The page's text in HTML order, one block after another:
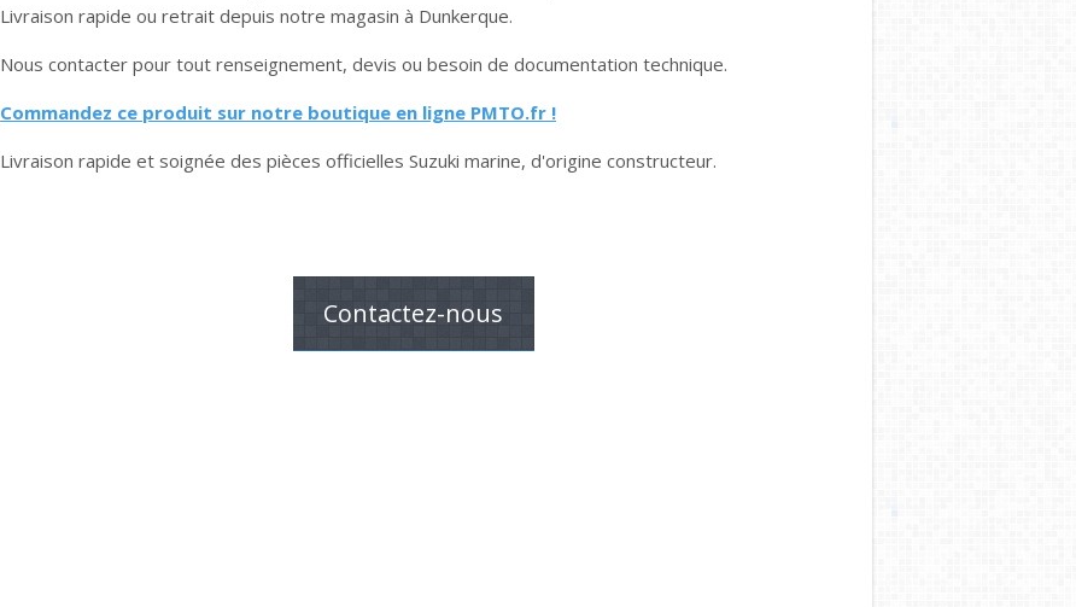
Livraison rapide ou retrait depuis notre magasin à Dunkerque.
Nous contacter pour tout renseignement, devis ou besoin de documentation technique.
Commandez ce produit sur notre boutique en ligne PMTO.fr !
Livraison rapide et soignée des pièces officielles Suzuki marine, d'origine constructeur.
Contactez-nous